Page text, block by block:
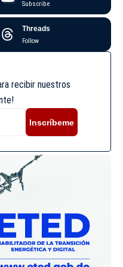
Subscribe
Threads
Follow
recibir nuestros
Inscríbeme